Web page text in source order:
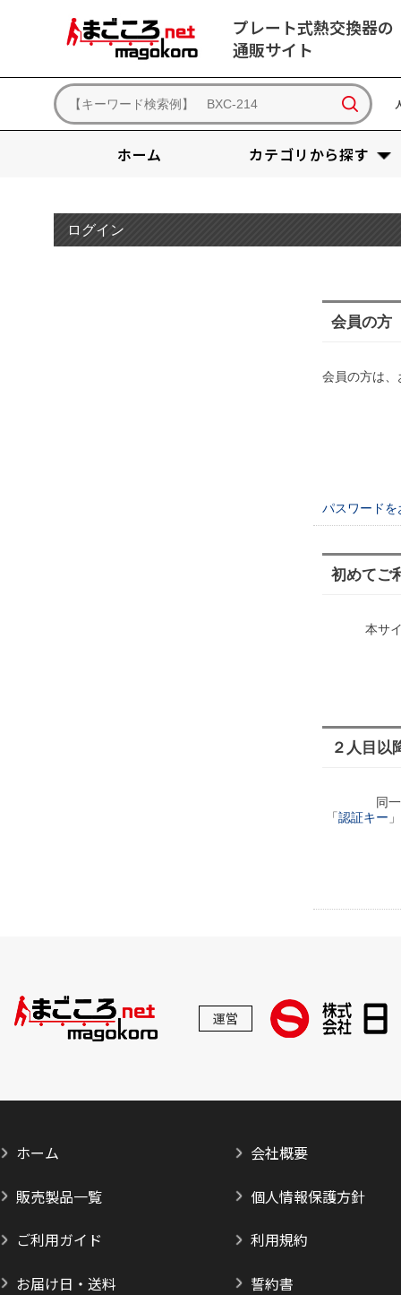
プレート式熱交換器の
通販サイト
ホーム カテゴリから探す
ログイン
会員の方
会員の方は
パスワード
初めてご
本サ
２人目以
同
「認証キー
運営
ホーム
販売製品一覧
ご利用ガイド
お届け日・送料
会社概要
個人情報保護方針
利用規約
誓約書